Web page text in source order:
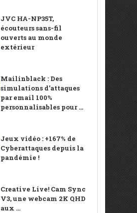
JVC HA-NP35T,
écouteurs sans-fil
ouverts au monde
extérieur
Mailinblack : Des
simulations d’attaques
par email 100%
personnalisables pour ...
Jeux vidéo : +167% de
Cyberattaques depuis la
pandémie !
Creative Live! Cam Sync
V3, une webcam 2K QHD
aux ...